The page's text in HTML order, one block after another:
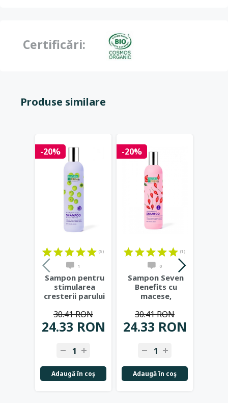
Certificări:
Produse similare
-20%
(5)
1
Sampon pentru
stimularea
cresterii parului
Miracle,...
24.33 RON
30.41 RON
Adaugă în coş
-20%
(1)
0
Sampon Seven
Benefits cu
macese,
cafeina, 400ml
24.33 RON
30.41 RON
Adaugă în coş